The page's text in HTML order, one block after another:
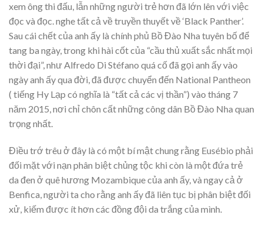
xem ông thi đấu, lẫn những người trẻ hơn đã lớn lên với việc
đọc và đọc. nghe tất cả về truyền thuyết về ‘Black Panther’.
Sau cái chết của anh ấy là chính phủ Bồ Đào Nha tuyên bố để
tang ba ngày, trong khi hài cốt của “cầu thủ xuất sắc nhất mọi
thời đại”, như Alfredo Di Stéfano quá cố đã gọi anh ấy vào
ngày anh ấy qua đời, đã được chuyển đến National Pantheon
( tiếng Hy Lạp có nghĩa là “tất cả các vị thần”) vào tháng 7
năm 2015, nơi chỉ chôn cất những công dân Bồ Đào Nha quan
trọng nhất.
Điều trớ trêu ở đây là có một bí mật chung rằng Eusébio phải
đối mặt với nạn phân biệt chủng tộc khi còn là một đứa trẻ
da đen ở quê hương Mozambique của anh ấy, và ngay cả ở
Benfica, người ta cho rằng anh ấy đã liên tục bị phân biệt đối
xử, kiếm được ít hơn các đồng đội da trắng của mình.